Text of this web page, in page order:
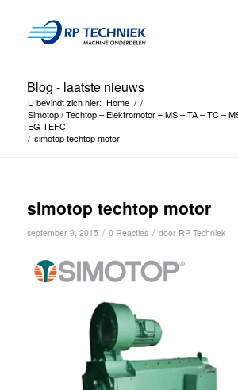
Blog - laatste nieuws
U bevindt zich hier: Home / /
Simotop / Techtop – Elektromotor – MS – TA – TC –
EG TEFC
/ simotop techtop motor
simotop techtop motor
september 9, 2015 / 0 Reacties / door RP Techniek